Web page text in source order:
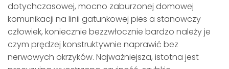
dotychczasowej, mocno zaburzonej domowej
komunikacji na linii gatunkowej pies a stanowczy
człowiek, koniecznie bezzwłocznie bardzo należy je
czym prędzej konstruktywnie naprawić bez
nerwowych okrzyków. Najważniejsza, istotna jest